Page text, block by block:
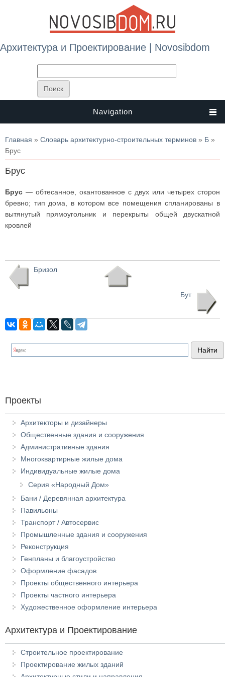
Архитектура и Проектирование | Novosibdom
Navigation
Вы здесь
Главная » Словарь архитектурно-строительных терминов » Б »
Брус
Брус
Брус — обтесанное, окантованное с двух или четырех сторон
бревно; тип дома, в котором все помещения спланированы в
вытянутый прямоугольник и перекрыты общей двускатной
кровлей
Бризол
Бут
Проекты
Архитекторы и дизайнеры
Общественные здания и сооружения
Административные здания
Многоквартирные жилые дома
Индивидуальные жилые дома
Серия «Народный Дом»
Бани / Деревянная архитектура
Павильоны
Транспорт / Автосервис
Промышленные здания и сооружения
Реконструкция
Генпланы и благоустройство
Оформление фасадов
Проекты общественного интерьера
Проекты частного интерьера
Художественное оформление интерьера
Архитектура и Проектирование
Строительное проектирование
Проектирование жилых зданий